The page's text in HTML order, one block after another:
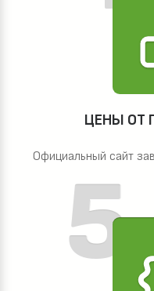
ЦЕНЫ ОТ
Официальный сайт